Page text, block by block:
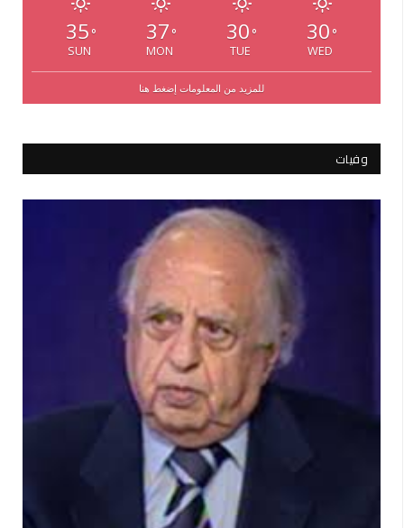
35 °
SUN
37 °
MON
30 °
TUE
30 °
WED
للمزيد من المعلومات إضغط هنا
وفيات